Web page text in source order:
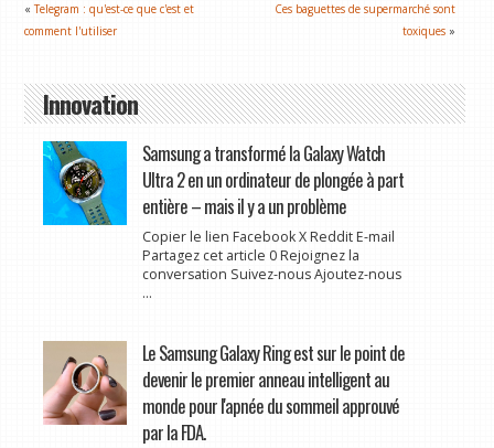
«Telegram : qu'est-ce que c'est et
comment l'utiliser
Ces baguettes de supermarché sont
toxiques »
Innovation
Samsung a transformé la Galaxy Watch
Ultra 2 en un ordinateur de plongée à part
entière – mais il y a un problème
Copier le lien Facebook X Reddit E-mail
Partagez cet article 0 Rejoignez la
conversation Suivez-nous Ajoutez-nous
...
Le Samsung Galaxy Ring est sur le point de
devenir le premier anneau intelligent au
monde pour l'apnée du sommeil approuvé
par la FDA.